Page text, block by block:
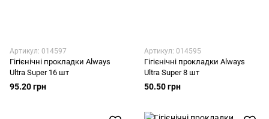
Артикул: 014597
Гігієнічні прокладки Always
Ultra Super 16 шт
95.20 грн
Артикул: 014595
Гігієнічні прокладки Always
Ultra Super 8 шт
50.50 грн